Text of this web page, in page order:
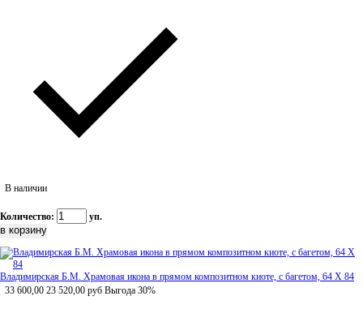
В наличии
Количество: уп.
Владимирская Б.М. Храмовая икона в прямом композитном киоте, с багетом, 64 Х 84
33 600,00 23 520,00 руб Выгода 30%